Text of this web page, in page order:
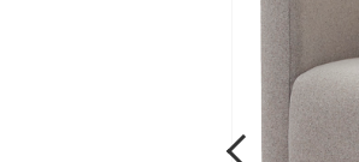
Previous